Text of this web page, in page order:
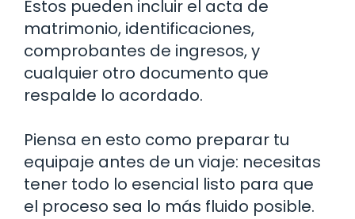
Estos pueden incluir el acta de
matrimonio, identificaciones,
comprobantes de ingresos, y
cualquier otro documento que
respalde lo acordado.
Piensa en esto como preparar tu
equipaje antes de un viaje: necesitas
tener todo lo esencial listo para que
el proceso sea lo más fluido posible.